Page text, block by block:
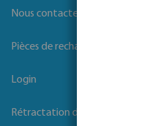
Nous contacter
Pièces de rechange
Login
Rétractation du contrat